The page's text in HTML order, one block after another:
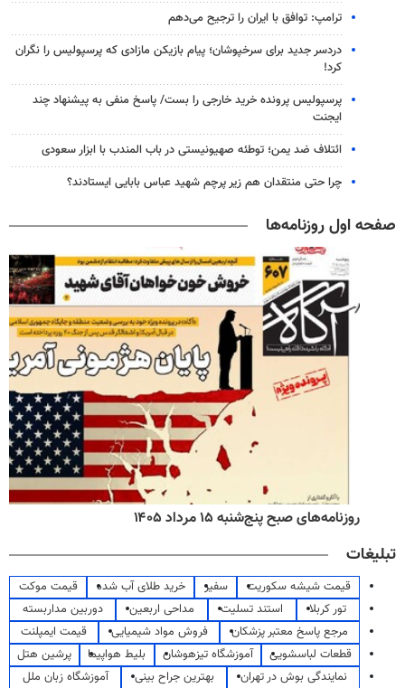
ترامپ: توافق با ایران را ترجیح می‌دهم
دردسر جدید برای سرخپوشان؛ پیام بازیکن مازادی که پرسپولیس را نگران
کرد!
پرسپولیس پرونده خرید خارجی را بست/ پاسخ منفی به پیشنهاد چند
ایجنت
ائتلاف ضد یمن؛ توطئه صهیونیستی در باب المندب با ابزار سعودی
چرا حتی منتقدان هم زیر پرچم شهید عباس بابایی ایستادند؟
صفحه اول روزنامه‌ها
روزنامه‌های صبح پنج‌شنبه ۱۵ مرداد ۱۴۰۵
تبلیغات
قیمت شیشه سکوریت سفیر خرید طلای آب شده
قیمت موکت
تور کربلا
استند تسلیت مداحی اربعین
دوربین مداربسته
مرجع پاسخ معتبر پزشکان
فروش مواد شیمیایی
قیمت ایمپلنت
قطعات لباسشویی
آموزشگاه تیزهوشان بلیط هواپیما
پرشین هتل
نمایندگی بوش در تهران
بهترین جراح بینی
آموزشگاه زبان ملل